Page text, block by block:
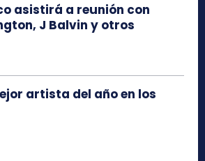
asistirá a reunión con
J Balvin y otros
artista del año en los